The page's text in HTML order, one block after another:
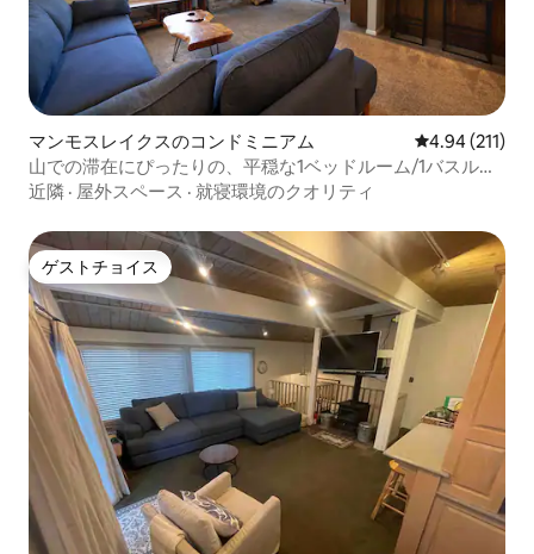
マンモスレイクスのコンドミニアム レビュー211
4.94 (211)
山での滞在にぴったりの、平穏な1ベッドルーム/1バスルー
ムのコンドミニアム
近隣 · 屋外スペース · 就寝環境のクオリティ
ゲストチョイス
ゲストチョイス